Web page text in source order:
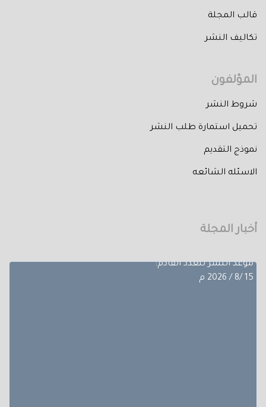
قالب المجلة
تكاليف النشر
المؤلفون
شروط النشر
تحميل استمارة طلب النشر
نموذج التقديم
الاسئله الشائعه
أخبار المجلة
تضمن
بحوث ضمن مجالات مختلفة، تجده عبر أعداد المجلة المجلد
10/8/ 2026 م